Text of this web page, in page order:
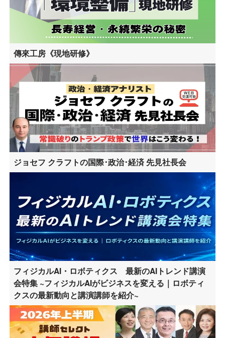
傳來工房《現地研修》
ジョセフ クラフトの国際･政治･経済 先見社長会
フィジカルAI・ロボティクス 最新のAIトレンド講演
会特集 ~フィジカルAIがビジネスを変える｜ロボティ
クスの最新動向と講演講師を紹介~